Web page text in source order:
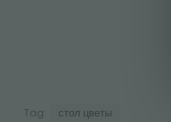
Tag: стол цветы